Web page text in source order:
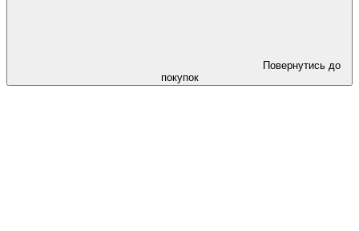
Повернутись до
покупок